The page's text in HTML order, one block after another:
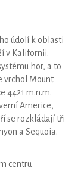
údolí k oblasti
v Kalifornii.
hor, a to
vrchol Mount
4421 m.n.m.
Americe,
se rozkládají tři
a Sequoia.
centru